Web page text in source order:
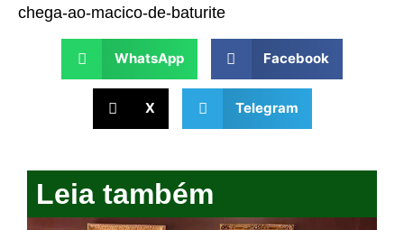
chega-ao-macico-de-baturite
WhatsApp Facebook
X Telegram
Leia também